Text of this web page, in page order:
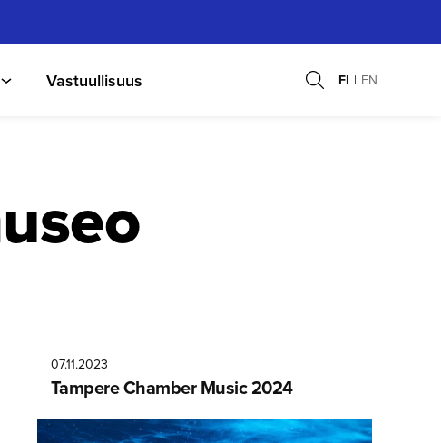
Vastuullisuus FI EN
07.11.2023
Tampere Chamber Music 2024